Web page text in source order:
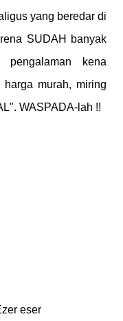
yang beredar di
SUDAH banyak
kena
murah, miring
WASPADA-lah !!
eser